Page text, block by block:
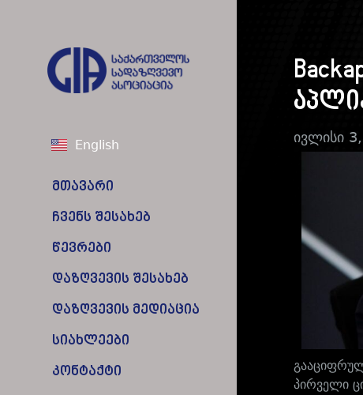
ივლისი
პირველი
English
მთავარი
ჩვენს შესახებ
წევრები
დაზღვევის შესახებ
დაზღვევის მედიაცია
სიახლეები
კონტაქტი